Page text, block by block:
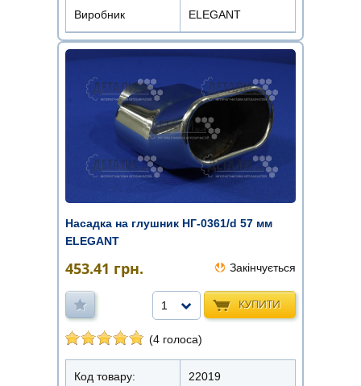
Виробник ELEGANT
Насадка на глушник НГ-0361/d 57 мм
ELEGANT
453.41 грн. Закінчується
КУПИТИ
1
(4 голоса)
Код товару: 22019